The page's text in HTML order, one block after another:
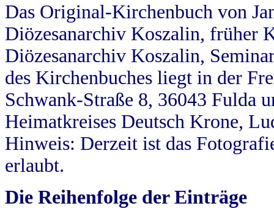
Das Original-Kirchenbuch von
Diözesanarchiv Koszalin, früher
Diözesanarchiv Koszalin,
des Kirchenbuches liegt in der
Schwank-Straße 8, 36043 Fulda
Heimatkreises Deutsch Krone,
Hinweis: Derzeit ist das
erlaubt.
Die Reihenfolge der Einträge